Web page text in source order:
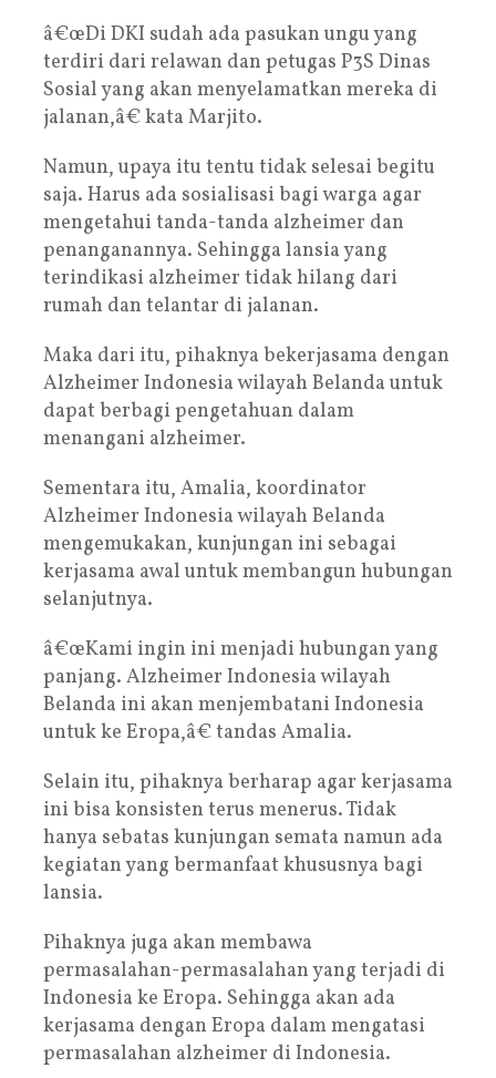
â€œDi DKI sudah ada pasukan ungu yang
terdiri dari relawan dan petugas P3S Dinas
Sosial yang akan menyelamatkan mereka di
jalanan,â€ kata Marjito.
Namun, upaya itu tentu tidak selesai begitu
saja. Harus ada sosialisasi bagi warga agar
mengetahui tanda-tanda alzheimer dan
penanganannya. Sehingga lansia yang
terindikasi alzheimer tidak hilang dari
rumah dan telantar di jalanan.
Maka dari itu, pihaknya bekerjasama dengan
Alzheimer Indonesia wilayah Belanda untuk
dapat berbagi pengetahuan dalam
menangani alzheimer.
Sementara itu, Amalia, koordinator
Alzheimer Indonesia wilayah Belanda
mengemukakan, kunjungan ini sebagai
kerjasama awal untuk membangun hubungan
selanjutnya.
â€œKami ingin ini menjadi hubungan yang
panjang. Alzheimer Indonesia wilayah
Belanda ini akan menjembatani Indonesia
untuk ke Eropa,â€ tandas Amalia.
Selain itu, pihaknya berharap agar kerjasama
ini bisa konsisten terus menerus. Tidak
hanya sebatas kunjungan semata namun ada
kegiatan yang bermanfaat khususnya bagi
lansia.
Pihaknya juga akan membawa
permasalahan-permasalahan yang terjadi di
Indonesia ke Eropa. Sehingga akan ada
kerjasama dengan Eropa dalam mengatasi
permasalahan alzheimer di Indonesia.